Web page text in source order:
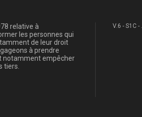
relative à
les personnes qui
de leur droit
à prendre
notamment empêcher
tiers.
V.6 - S1C